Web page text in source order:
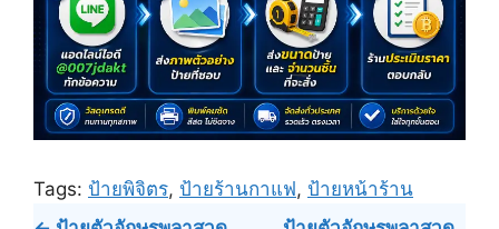
Tags: ป้ายพิจิตร, ป้ายร้านกาแฟ, ป้ายหน้าร้าน